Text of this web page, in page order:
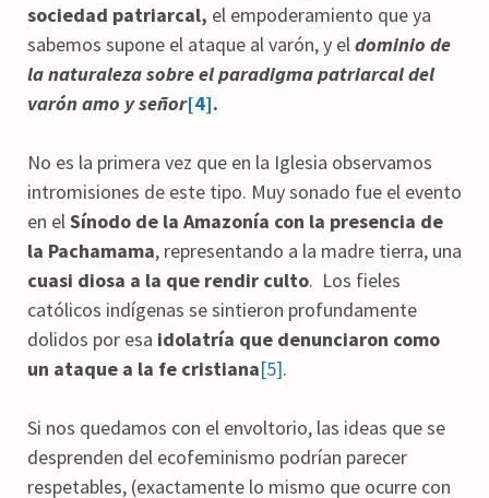
sociedad patriarcal, el empoderamiento que ya
sabemos supone el ataque al varón, y el dominio de
la naturaleza sobre el paradigma patriarcal del
varón amo y señor[4].
No es la primera vez que en la Iglesia observamos
intromisiones de este tipo. Muy sonado fue el evento
en el Sínodo de la Amazonía con la presencia de
la Pachamama, representando a la madre tierra, una
cuasi diosa a la que rendir culto. Los fieles
católicos indígenas se sintieron profundamente
dolidos por esa idolatría que denunciaron como
un ataque a la fe cristiana[5].
Si nos quedamos con el envoltorio, las ideas que se
desprenden del ecofeminismo podrían parecer
respetables, (exactamente lo mismo que ocurre con